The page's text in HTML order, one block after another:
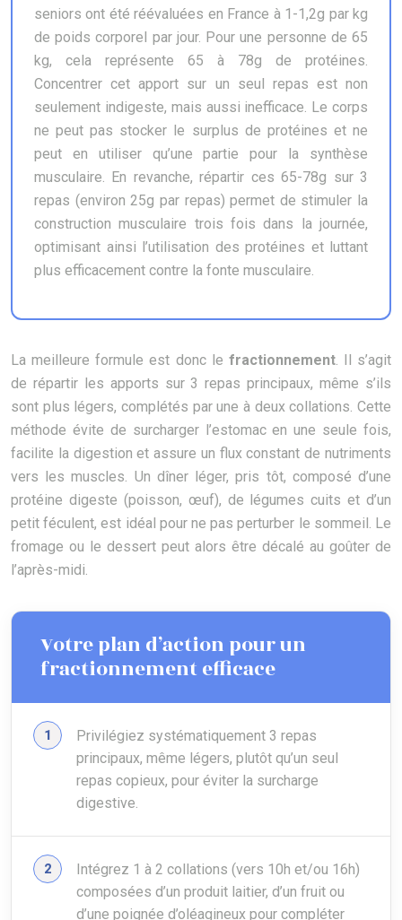
seniors ont été réévaluées en France à 1-1,2g par kg
de poids corporel par jour. Pour une personne de 65
kg, cela représente 65 à 78g de protéines.
Concentrer cet apport sur un seul repas est non
seulement indigeste, mais aussi inefficace. Le corps
ne peut pas stocker le surplus de protéines et ne
peut en utiliser qu’une partie pour la synthèse
musculaire. En revanche, répartir ces 65-78g sur 3
repas (environ 25g par repas) permet de stimuler la
construction musculaire trois fois dans la journée,
optimisant ainsi l’utilisation des protéines et luttant
plus efficacement contre la fonte musculaire.
La meilleure formule est donc le fractionnement. Il s’agit
de répartir les apports sur 3 repas principaux, même s’ils
sont plus légers, complétés par une à deux collations. Cette
méthode évite de surcharger l’estomac en une seule fois,
facilite la digestion et assure un flux constant de nutriments
vers les muscles. Un dîner léger, pris tôt, composé d’une
protéine digeste (poisson, œuf), de légumes cuits et d’un
petit féculent, est idéal pour ne pas perturber le sommeil. Le
fromage ou le dessert peut alors être décalé au goûter de
l’après-midi.
Votre plan d’action pour un
fractionnement efficace
Privilégiez systématiquement 3 repas
principaux, même légers, plutôt qu’un seul
repas copieux, pour éviter la surcharge
digestive.
Intégrez 1 à 2 collations (vers 10h et/ou 16h)
composées d’un produit laitier, d’un fruit ou
d’une poignée d’oléagineux pour compléter